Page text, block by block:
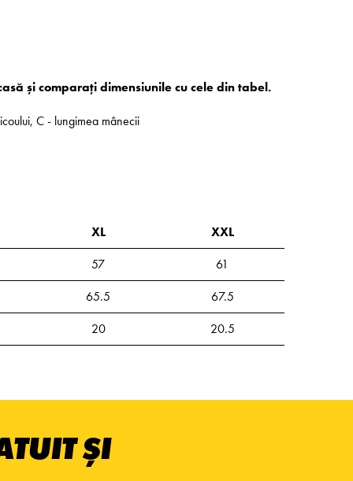
și comparați dimensiunile cu cele din tabel.
C - lungimea mânecii
XL
XXL
57
61
65.5
67.5
20 20.5
ȘI